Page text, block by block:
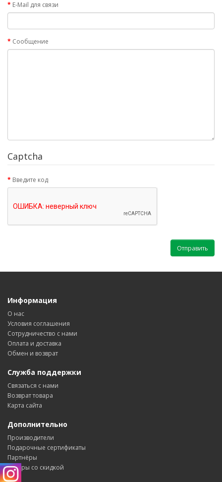
E-Mail для связи
Сообщение
Captcha
Введите код
Информация
О нас
Условия соглашения
Сотрудничество с нами
Оплата и доставка
Обмен и возврат
Служба поддержки
Связаться с нами
Возврат товара
Карта сайта
Дополнительно
Производители
Подарочные сертификаты
Партнёры
Товары со скидкой